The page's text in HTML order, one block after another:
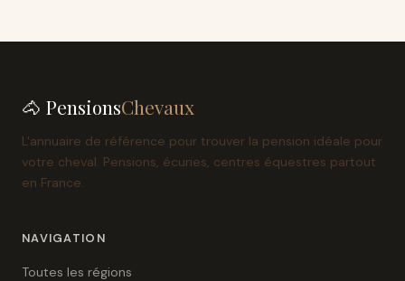
🐴 PensionsChevaux
L'annuaire de référence pour trouver la pension idéale pour
votre cheval. Pensions, écuries, centres équestres partout
en France.
NAVIGATION
Toutes les régions